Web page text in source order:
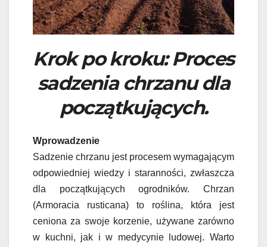
Krok po kroku: Proces
sadzenia chrzanu dla
początkujących.
Wprowadzenie
Sadzenie chrzanu jest procesem wymagającym
odpowiedniej wiedzy i staranności, zwłaszcza
dla początkujących ogrodników. Chrzan
(Armoracia rusticana) to roślina, która jest
ceniona za swoje korzenie, używane zarówno
w kuchni, jak i w medycynie ludowej. Warto